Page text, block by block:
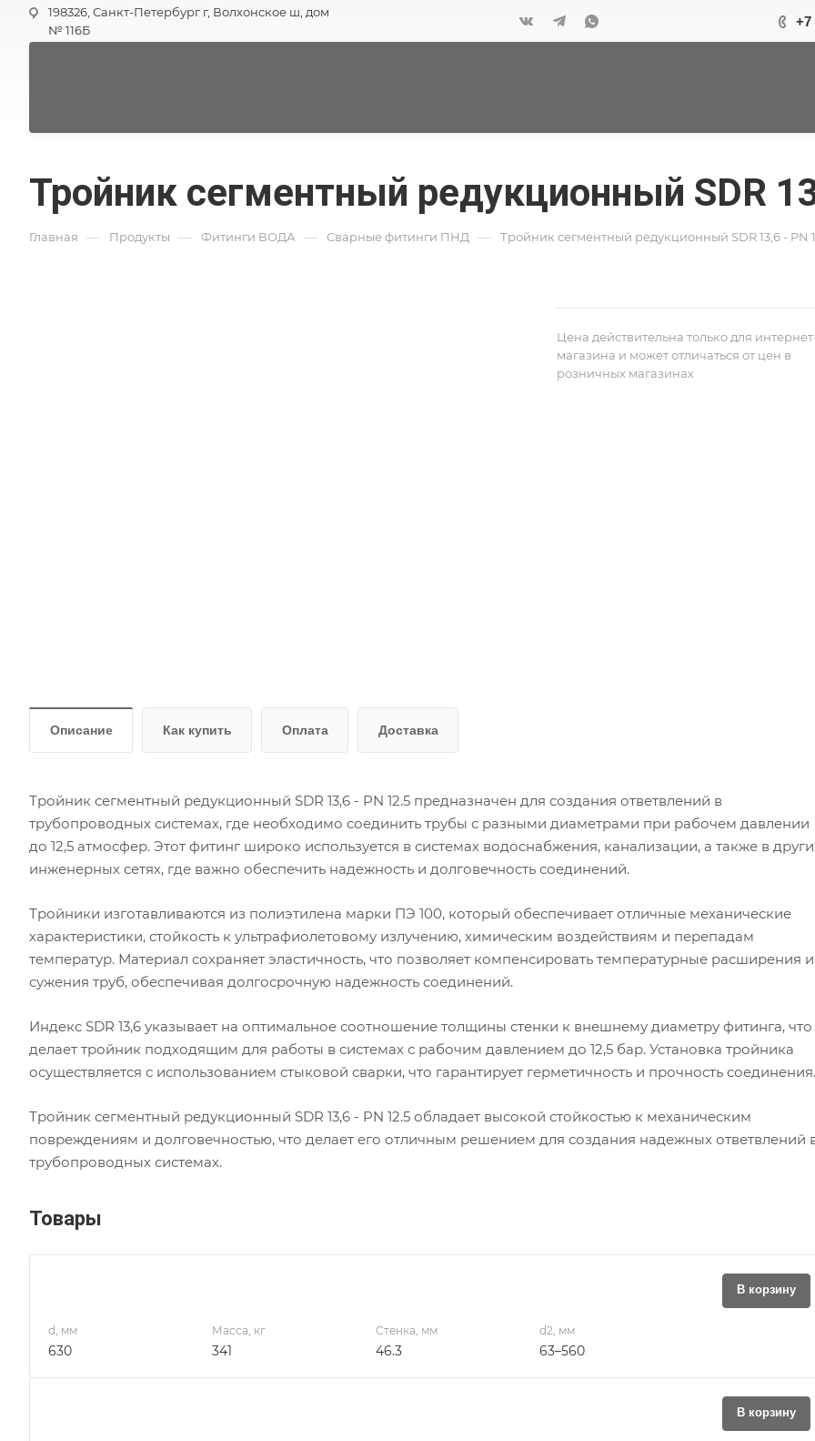
198326, Санкт-Петербург г, Волхонское ш, дом
№ 116Б
+7
Тройник сегментный редукционный SDR
Главная — Продукты — Фитинги ВОДА — Сварные фитинги ПНД — Тройник сегментный редукционный SDR 13,6 - PN
Цена действительна только для
магазина и может отличаться от цен в
розничных магазинах
Описание Как купить Оплата Доставка
Тройник сегментный редукционный SDR 13,6 - PN 12.5 предназначен для создания ответвлений в
трубопроводных системах, где необходимо соединить трубы с разными диаметрами при рабочем давлении
до 12,5 атмосфер. Этот фитинг широко используется в системах водоснабжения, канализации, а также в
инженерных сетях, где важно обеспечить надежность и долговечность соединений.
Тройники изготавливаются из полиэтилена марки ПЭ 100, который обеспечивает отличные механические
характеристики, стойкость к ультрафиолетовому излучению, химическим воздействиям и перепадам
температур. Материал сохраняет эластичность, что позволяет компенсировать температурные расширения и
сужения труб, обеспечивая долгосрочную надежность соединений.
Индекс SDR 13,6 указывает на оптимальное соотношение толщины стенки к внешнему диаметру фитинга, что
делает тройник подходящим для работы в системах с рабочим давлением до 12,5 бар. Установка тройника
осуществляется с использованием стыковой сварки, что гарантирует герметичность и прочность соединения.
Тройник сегментный редукционный SDR 13,6 - PN 12.5 обладает высокой стойкостью к механическим
повреждениям и долговечностью, что делает его отличным решением для создания надежных ответвлений
трубопроводных системах.
Товары
В корзину
d, мм
630
Масса, кг
341
Стенка, мм
46.3
d2, мм
63–560
В корзину